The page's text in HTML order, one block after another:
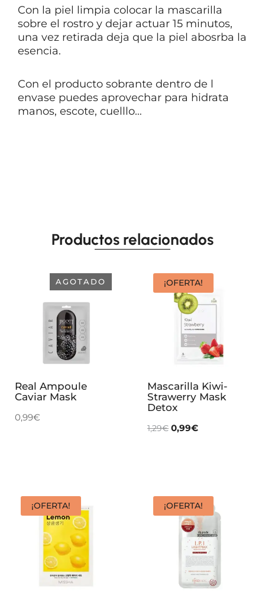
Con la piel limpia colocar la mascarilla
sobre el rostro y dejar actuar 15 minutos,
una vez retirada deja que la piel abosrba la
esencia.
Con el producto sobrante dentro de l
envase puedes aprovechar para hidrata
manos, escote, cuelllo…
Productos relacionados
AGOTADO
Real Ampoule
Caviar Mask
0,99€
¡OFERTA!
Mascarilla Kiwi-
Strawerry Mask
Detox
1,29€ 0,99€
¡OFERTA! ¡OFERTA!